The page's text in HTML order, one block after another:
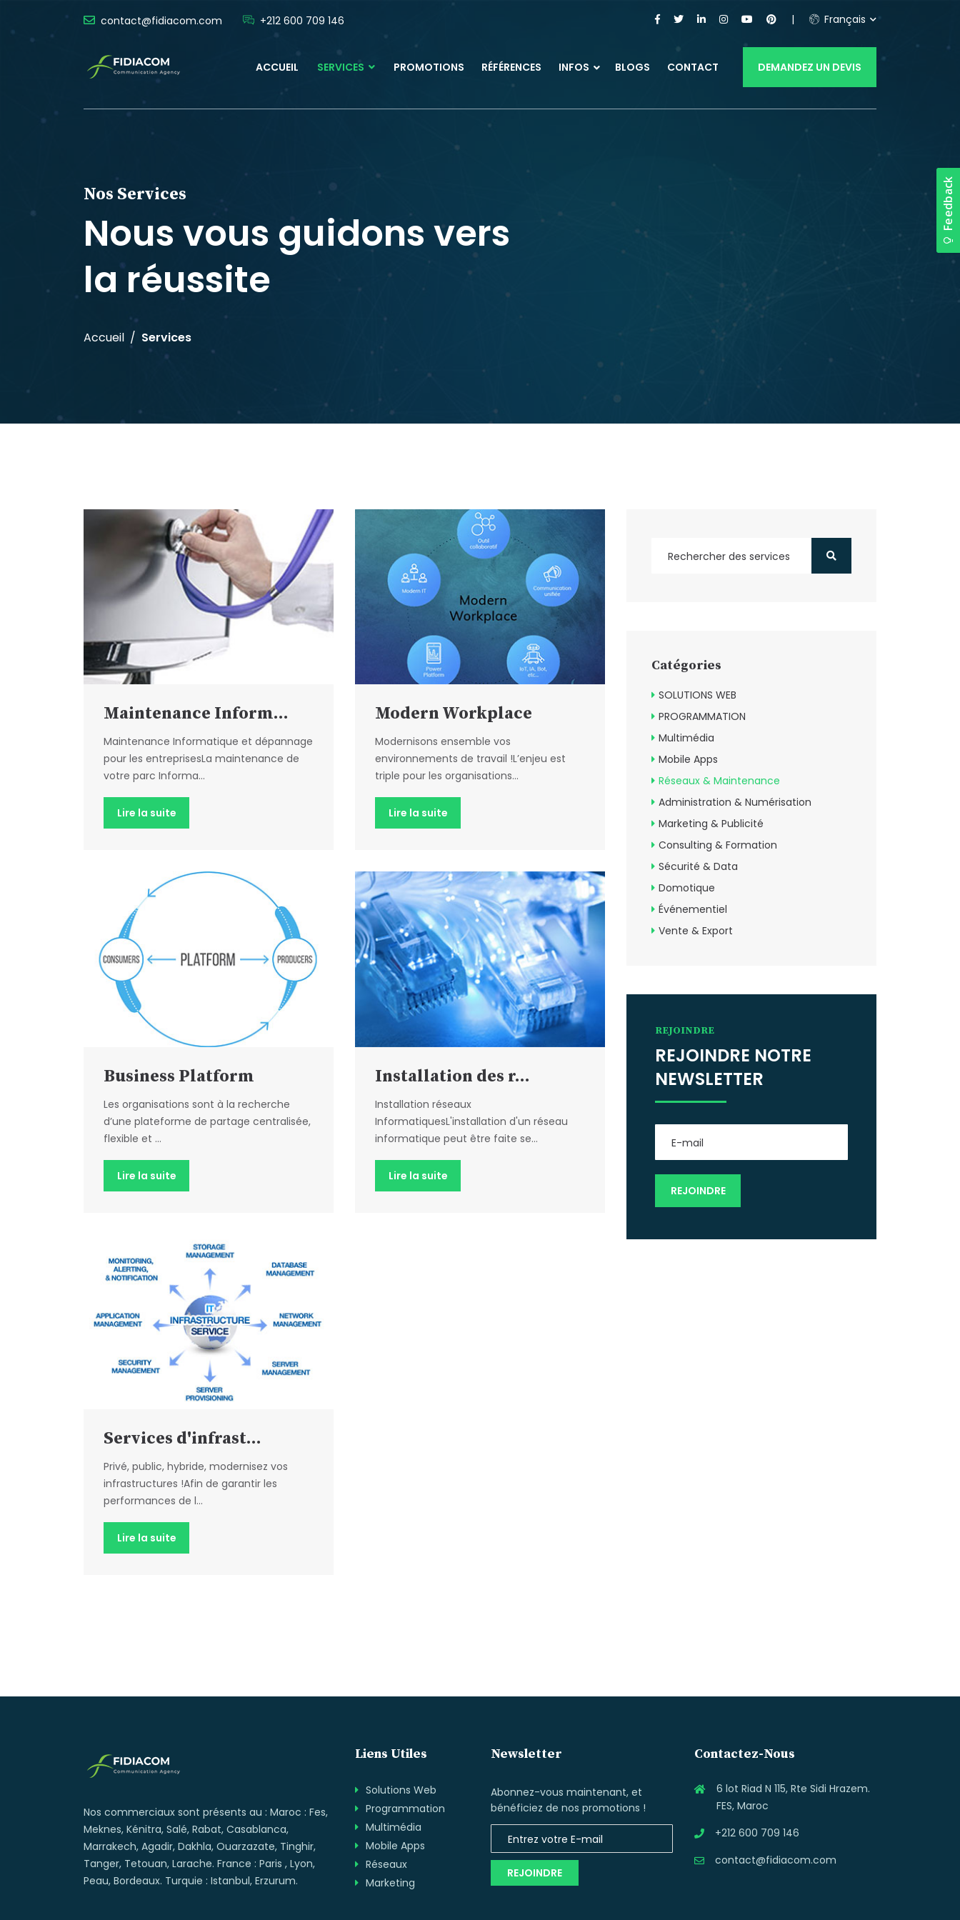
contact@fidiacom.com +212 600 709 146 Français
ACCUEIL SERVICES PROMOTIONS RÉFÉRENCES INFOS BLOGS CONTACT DEMANDEZ UN DEVIS
Nos Services
Nous vous guidons vers
la réussite
Accueil Services
Maintenance Inform...
Maintenance Informatique et dépannage
pour les entreprisesLa maintenance de
votre parc Informa...
Lire la suite
Modern Workplace
Modernisons ensemble vos
environnements de travail !L’enjeu est
triple pour les organisations...
Lire la suite
Business Platform
Les organisations sont à la recherche
d’une plateforme de partage centralisée,
flexible et ...
Lire la suite
Installation des r...
Installation réseaux
InformatiquesL'installation d'un réseau
informatique peut être faite se...
Lire la suite
Services d'infrast...
Privé, public, hybride, modernisez vos
infrastructures !Afin de garantir les
performances de l...
Lire la suite
Catégories
SOLUTIONS WEB
PROGRAMMATION
Multimédia
Mobile Apps
Réseaux & Maintenance
Administration & Numérisation
Marketing & Publicité
Consulting & Formation
Sécurité & Data
Domotique
Événementiel
Vente & Export
REJOINDRE
REJOINDRE NOTRE
NEWSLETTER
Nos commerciaux sont présents au : Maroc : Fes,
Meknes, Kénitra, Salé, Rabat, Casablanca,
Marrakech, Agadir, Dakhla, Ouarzazate, Tinghir,
Tanger, Tetouan, Larache. France : Paris , Lyon,
Peau, Bordeaux. Turquie : Istanbul, Erzurum.
Liens Utiles
Solutions Web
Programmation
Multimédia
Mobile Apps
Réseaux
Marketing
Newsletter
Abonnez-vous maintenant, et
bénéficiez de nos promotions !
REJOINDRE
Contactez-Nous
6 lot Riad N 115, Rte Sidi Hrazem.
FES, Maroc
+212 600 709 146
contact@fidiacom.com